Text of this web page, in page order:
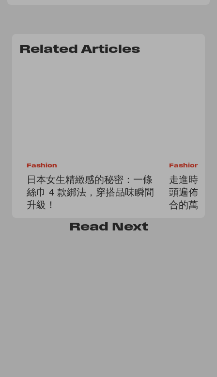
Related Articles
Fashion
日本女生精緻感的秘密：一條
絲巾 4 款綁法，穿搭品味瞬間
升級！
Fashion
走進時尚
頭遍佈人
合的萬能
Read Next